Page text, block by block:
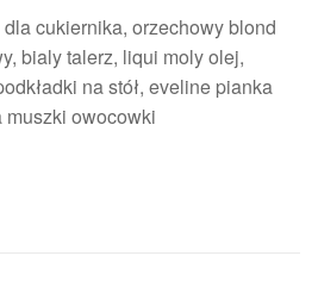
cukiernika, orzechowy blond
bialy talerz, liqui moly olej,
na stół, eveline pianka
muszki owocowki